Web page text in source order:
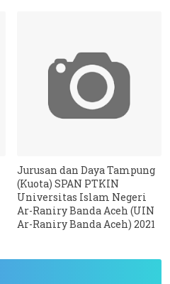
Jurusan dan Daya Tampung
(Kuota) SPAN PTKIN
Universitas Islam Negeri
Ar-Raniry Banda Aceh (UIN
Ar-Raniry Banda Aceh) 2021